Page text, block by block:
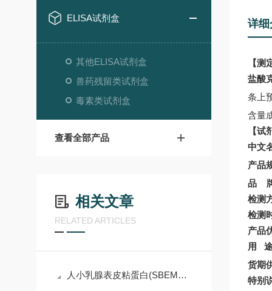
ELISA试剂盒
其他ELISA试剂盒
兽药残留类试剂盒
毒素类试剂盒
查看全部产品
相关文章
RELATED ARTICLES
人小乳腺表皮粘蛋白(SBEM）ELISA试剂盒简介
详细
【测
盐酸
条上
含量
【试
中文
产品
品
检测
检测
产品
用
货期
特别